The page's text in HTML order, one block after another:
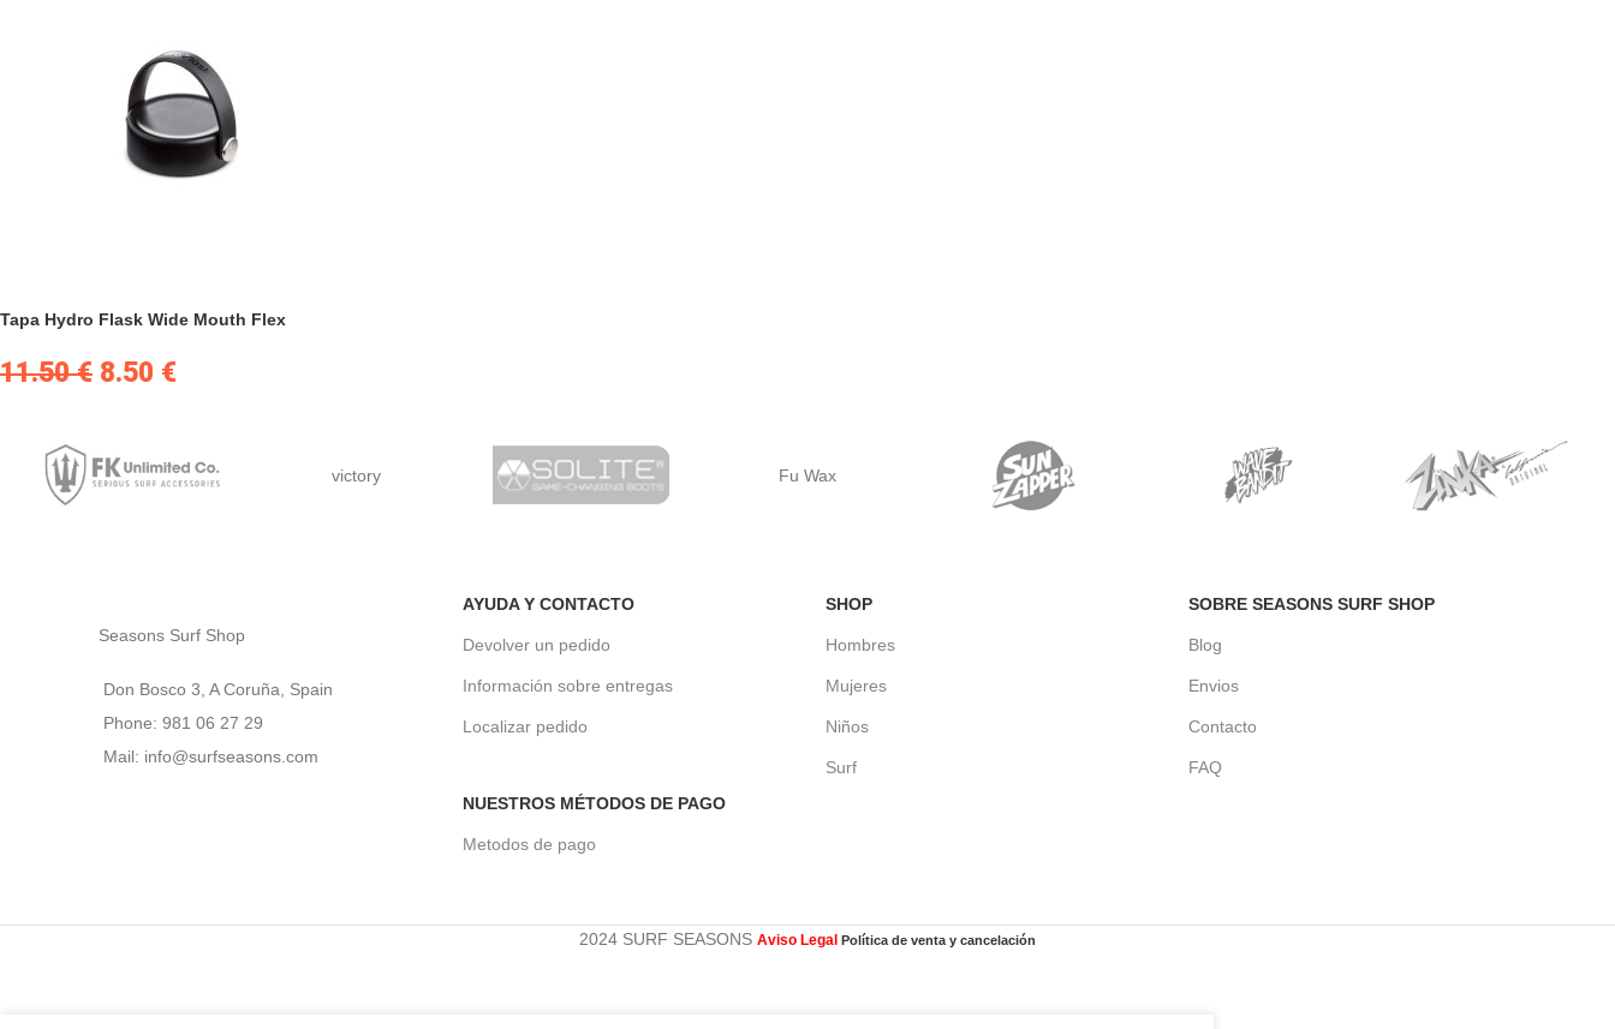
Tapa Hydro Flask Wide Mouth Flex
11.50€ 8.50 €
victory Fu Wax
Seasons Surf Shop
Don Bosco 3, A Coruña, Spain
Phone: 981 06 27 29
Mail: info@surfseasons.com
AYUDA Y CONTACTO
Devolver un pedido
Información sobre entregas
Localizar pedido
NUESTROS MÉTODOS DE PAGO
Metodos de pago
SHOP
Hombres
Mujeres
Niños
Surf
SOBRE SEASONS SURF SHOP
Blog
Envios
Contacto
FAQ
2024 SURF SEASONS Aviso Legal Política de venta y cancelación